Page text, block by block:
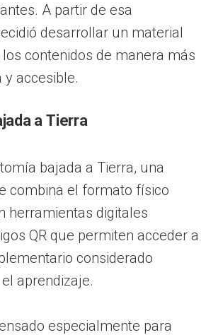
A partir de esa
desarrollar un material
contenidos de manera más
y accesible.
a Tierra
bajada a Tierra, una
combina el formato físico
herramientas digitales
QR que permiten acceder a
considerado
aprendizaje.
especialmente para